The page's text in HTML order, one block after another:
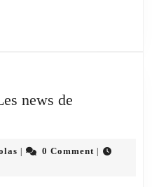
news de
Nicolas
| 0 Comment |